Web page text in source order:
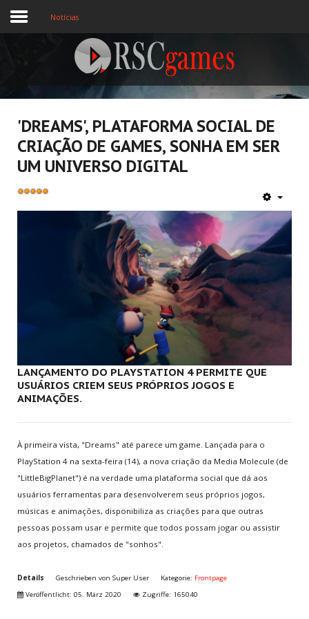
Registre-se
Home
Assine
Jogos MEMBROS
Multijogadores
Aventura
Notícias
'DREAMS', PLATAFORMA SOCIAL DE
CRIAÇÃO DE GAMES, SONHA EM SER
UM UNIVERSO DIGITAL
Bewertung:
LANÇAMENTO DO PLAYSTATION 4 PERMITE QUE
USUÁRIOS CRIEM SEUS PRÓPRIOS JOGOS E
ANIMAÇÕES.
À primeira vista, "Dreams" até parece um game. Lançada para o
PlayStation 4 na sexta-feira (14), a nova criação da Media Molecule (de
"LittleBigPlanet") é na verdade uma plataforma social que dá aos
usuários ferramentas para desenvolverem seus próprios jogos,
músicas e animações, disponibiliza as criações para que outras
pessoas possam usar e permite que todos possam jogar ou assistir
aos projetos, chamados de "sonhos".
Details Geschrieben von Super User Kategorie: Frontpage
Veröffentlicht: 05. März 2020
Zugriffe: 165040
Aktuelle Seite: Home . Notícias
JUNTE-SEA NÓS
Crie sua conta
Seja voluntário